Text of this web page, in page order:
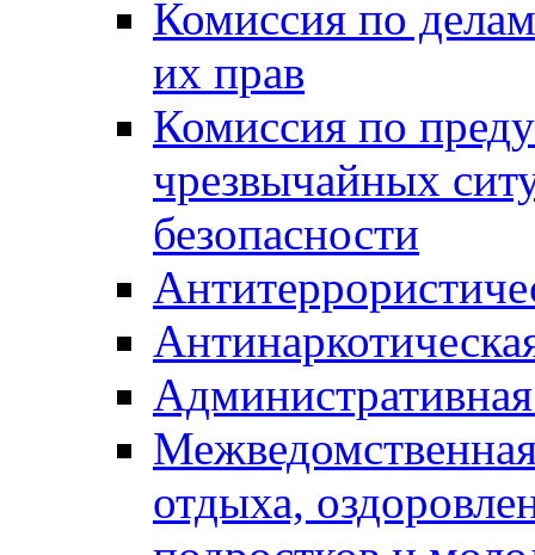
Комиссия по
их прав
Комиссия по
чрезвычайных
безопасности
отдыха,